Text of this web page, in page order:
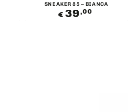
SNEAKER 85 – BIANCA
Regular
price
€ 39,00